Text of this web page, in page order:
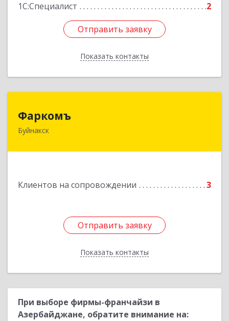
1С:Специалист
2
Отправить заявку
Показать контакты
Отправить заявку
Назад
Фаркомъ
Буйнакск
Клиентов на сопровождении 3
Отправить заявку
Показать контакты
Отправить заявку
Назад
При выборе фирмы-франчайзи в
Азербайджане, обратите внимание на: